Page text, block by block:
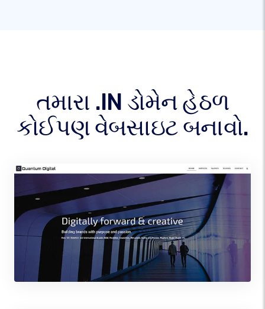
તમારા .IN ડોમેન હેઠળ
કોઈપણ વેબસાઇટ બનાવો.